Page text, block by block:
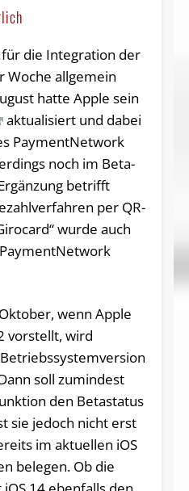
für die Integration der
Woche allgemein
hatte Apple sein
aktualisiert und dabei
PaymentNetwork
noch im Beta-
betrifft
per QR-
wurde auch
wenn Apple
vorstellt, wird
soll zumindest
den Betastatus
sie jedoch nicht erst
im aktuellen iOS
belegen. Ob die